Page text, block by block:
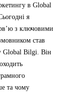
в Global
я
з ключовими
став
Global Bilgi. Він
та чому